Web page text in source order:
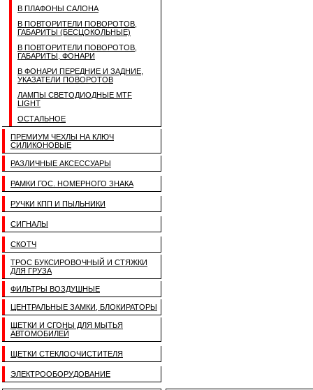
В ПЛАФОНЫ САЛОНА
В ПОВТОРИТЕЛИ ПОВОРОТОВ,
ГАБАРИТЫ (БЕСЦОКОЛЬНЫЕ)
В ПОВТОРИТЕЛИ ПОВОРОТОВ,
ГАБАРИТЫ, ФОНАРИ
В ФОНАРИ ПЕРЕДНИЕ И ЗАДНИЕ,
УКАЗАТЕЛИ ПОВОРОТОВ
ЛАМПЫ СВЕТОДИОДНЫЕ MTF
LIGHT
ОСТАЛЬНОЕ
ПРЕМИУМ ЧЕХЛЫ НА КЛЮЧ
СИЛИКОНОВЫЕ
РАЗЛИЧНЫЕ АКСЕССУАРЫ
РАМКИ ГОС. НОМЕРНОГО ЗНАКА
РУЧКИ КПП И ПЫЛЬНИКИ
СИГНАЛЫ
СКОТЧ
ТРОС БУКСИРОВОЧНЫЙ И СТЯЖКИ
ДЛЯ ГРУЗА
ФИЛЬТРЫ ВОЗДУШНЫЕ
ЦЕНТРАЛЬНЫЕ ЗАМКИ, БЛОКИРАТОРЫ
ЩЕТКИ И СГОНЫ ДЛЯ МЫТЬЯ
АВТОМОБИЛЕЙ
ЩЕТКИ СТЕКЛООЧИСТИТЕЛЯ
ЭЛЕКТРООБОРУДОВАНИЕ